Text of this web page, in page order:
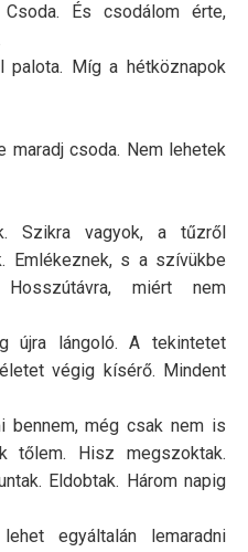
És csodálom érte,
palota. Míg a hétköznapok
maradj csoda. Nem lehetek
Szikra vagyok, a tűzről
Emlékeznek, s a szívükbe
miért nem
újra lángoló. A tekintetet
végig kísérő. Mindent
bennem, még csak nem is
tőlem. Hisz megszoktak.
Eldobtak. Három napig
egyáltalán lemaradni